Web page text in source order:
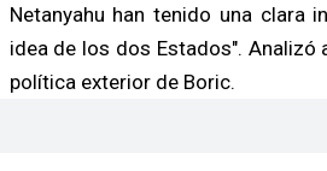
Netanyahu han tenido una clara
idea de los dos Estados". Analizó
política exterior de Boric.